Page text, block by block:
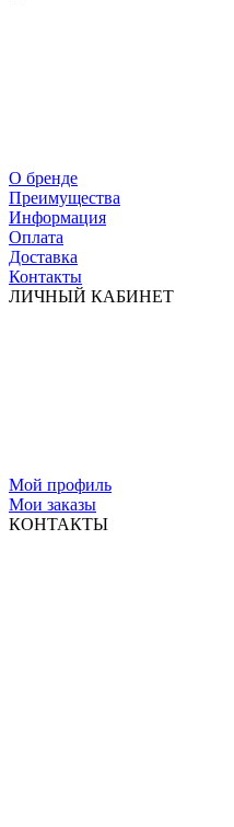
О бренде
Преимущества
Информация
Оплата
Доставка
Контакты
ЛИЧНЫЙ КАБИНЕТ
Мой профиль
Мои заказы
КОНТАКТЫ